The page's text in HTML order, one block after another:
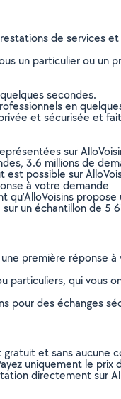
de services
un particulier ou un
secondes.
en
et sécurisée et
sur
3.6 millions de
possible sur
à votre demande
qu’AlloVoisins
un échantillon de 5
première
particuliers, qui
pour des échanges
et sans
uniquement le prix
directement sur